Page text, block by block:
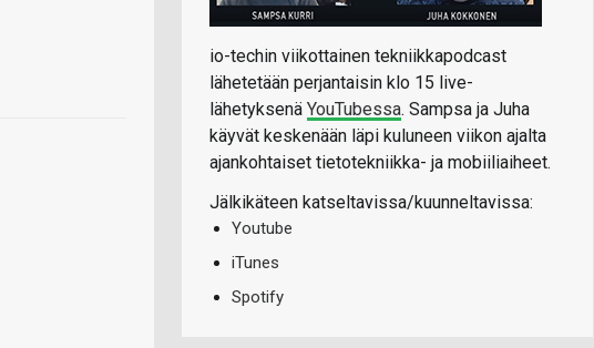
io-techin viikottainen tekniikkapodcast
lähetetään perjantaisin klo 15 live-
lähetyksenä YouTubessa. Sampsa ja Juha
käyvät keskenään läpi kuluneen viikon ajalta
ajankohtaiset tietotekniikka- ja mobiiliaiheet.
Jälkikäteen katseltavissa/kuunneltavissa:
Youtube
iTunes
Spotify